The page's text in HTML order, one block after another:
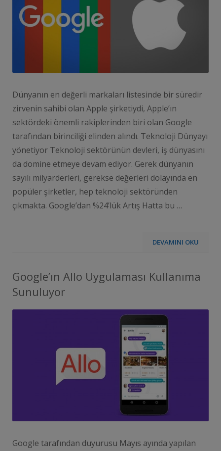
Dünyanın en değerli markaları listesinde bir süredir
zirvenin sahibi olan Apple şirketiydi, Apple’ın
sektördeki önemli rakiplerinden biri olan Google
tarafından birinciliği elinden alındı. Teknoloji Dünyayı
yönetiyor Teknoloji sektörünün devleri, iş dünyasını
da domine etmeye devam ediyor. Gerek dünyanın
sayılı milyarderleri, gerekse değerleri dolayında en
popüler şirketler, hep teknoloji sektöründen
çıkmakta. Google’dan %24’lük Artış Hatta bu …
DEVAMINI OKU
Google’ın Allo Uygulaması Kullanıma
Sunuluyor
Google tarafından duyurusu Mayıs ayında yapılan